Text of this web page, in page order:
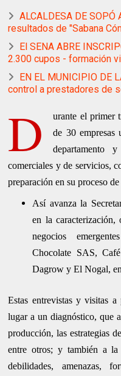
ALCALDESA DE SOPÓ
resultados de "Sabana
El SENA ABRE
2.300 cupos - formación
EN EL MUNICIPIO DE
control a prestadores de
D
urante el primer
de 30 empresas
departamento
comerciales y de servicios,
preparación en su proceso
Así avanza la
en la caracterización,
negocios
Chocolate SAS,
Dagrow y El Nogal,
Estas entrevistas y visitas
lugar a un diagnóstico, que
producción, las estrategias
entre otros; y también a
debilidades, amenazas,